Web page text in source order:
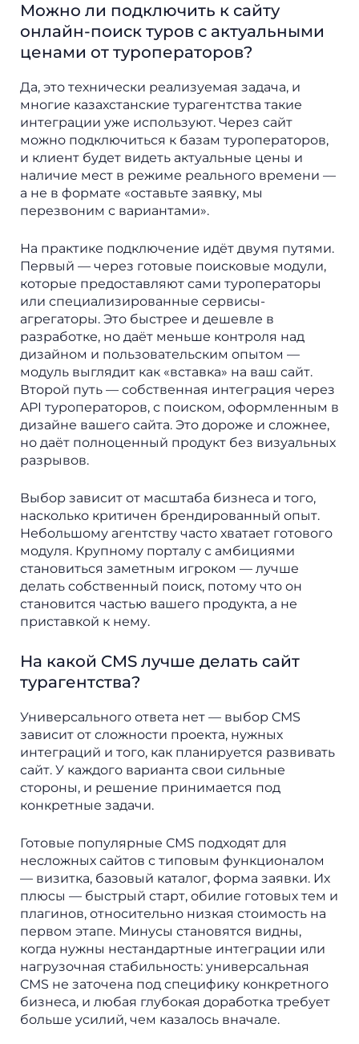
Можно ли подключить к сайту
онлайн-поиск туров с актуальными
ценами от туроператоров?
Да, это технически реализуемая задача, и
многие казахстанские турагентства такие
интеграции уже используют. Через сайт
можно подключиться к базам туроператоров,
и клиент будет видеть актуальные цены и
наличие мест в режиме реального времени —
а не в формате «оставьте заявку, мы
перезвоним с вариантами».
На практике подключение идёт двумя путями.
Первый — через готовые поисковые модули,
которые предоставляют сами туроператоры
или специализированные сервисы-
агрегаторы. Это быстрее и дешевле в
разработке, но даёт меньше контроля над
дизайном и пользовательским опытом —
модуль выглядит как «вставка» на ваш сайт.
Второй путь — собственная интеграция через
API туроператоров, с поиском, оформленным в
дизайне вашего сайта. Это дороже и сложнее,
но даёт полноценный продукт без визуальных
разрывов.
Выбор зависит от масштаба бизнеса и того,
насколько критичен брендированный опыт.
Небольшому агентству часто хватает готового
модуля. Крупному порталу с амбициями
становиться заметным игроком — лучше
делать собственный поиск, потому что он
становится частью вашего продукта, а не
приставкой к нему.
На какой CMS лучше делать сайт
турагентства?
Универсального ответа нет — выбор CMS
зависит от сложности проекта, нужных
интеграций и того, как планируется развивать
сайт. У каждого варианта свои сильные
стороны, и решение принимается под
конкретные задачи.
Готовые популярные CMS подходят для
несложных сайтов с типовым функционалом
— визитка, базовый каталог, форма заявки. Их
плюсы — быстрый старт, обилие готовых тем и
плагинов, относительно низкая стоимость на
первом этапе. Минусы становятся видны,
когда нужны нестандартные интеграции или
нагрузочная стабильность: универсальная
CMS не заточена под специфику конкретного
бизнеса, и любая глубокая доработка требует
больше усилий, чем казалось вначале.